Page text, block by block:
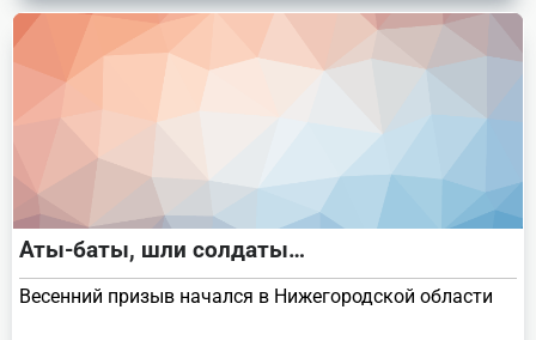
Аты-баты, шли солдаты…
Весенний призыв начался в Нижегородской области